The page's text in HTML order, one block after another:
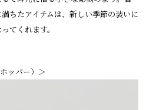
ちたアイテムは、新しい季節の装いに
てくれます。
ッパー）＞